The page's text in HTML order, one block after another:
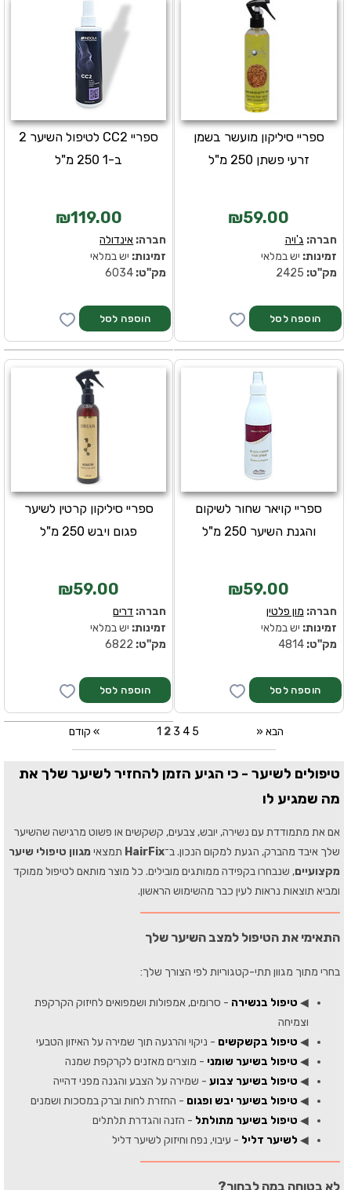
ספריי CC2 לטיפול השיער 2
ב-1 250 מ"ל
₪119.00
חברה: אינדולה
זמינות: יש במלאי
מק''ט:
ספריי סיליקון מועשר בשמן
זרעי פשתן 250 מ"ל
₪59.00
חברה: ג'ויה
זמינות: יש במלאי
מק''ט:
ספריי סיליקון קרטין לשיער
פגום ויבש 250 מ"ל
₪59.00
חברה: דרים
זמינות: יש במלאי
מק''ט:
ספריי קויאר שחור לשיקום
והגנת השיער 250 מ"ל
₪59.00
חברה: מון פלטין
זמינות: יש במלאי
מק''ט: 4814
קודם « 1 2 3 4 5 » הבא
טיפולים לשיער - כי הגיע הזמן להחזיר לשיער שלך את
מה שמגיע לו
אם את מתמודדת עם נשירה, יובש, צבעים, קשקשים או פשוט מרגישה שהשיער
שלך איבד מהברק, הגעת למקום הנכון. ב־HairFix תמצאי מגוון טיפולי שיער
מקצועיים, שנבחרו בקפידה ממותגים מובילים. כל מוצר מותאם לטיפול ממוקד
ומביא תוצאות נראות לעין כבר מהשימוש הראשון.
התאימי את הטיפול למצב השיער שלך
בחרי מתוך מגוון תתי-קטגוריות לפי הצורך שלך:
◀ טיפול בנשירה - סרומים, אמפולות ושמפואים לחיזוק הקרקפת
וצמיחה
◀ טיפול בקשקשים - ניקוי והרגעה תוך שמירה על האיזון הטבעי
◀ טיפול בשיער שומני - מוצרים מאזנים לקרקפת שמנה
◀ טיפול בשיער צבוע - שמירה על הצבע והגנה מפני דהייה
◀ טיפול בשיער יבש ופגום - החזרת לחות וברק במסכות ושמנים
◀ טיפול בשיער מתולתל - הזנה והגדרת תלתלים
◀ לשיער דליל - עיבוי, נפח וחיזוק לשיער דליל
לא בטוחה במה לבחור?